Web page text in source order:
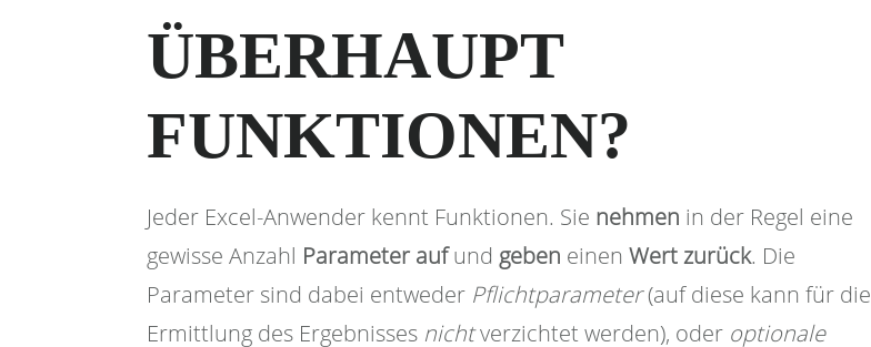
ÜBERHAUPT
FUNKTIONEN?
Jeder Excel-Anwender kennt Funktionen. Sie nehmen in der Regel eine
gewisse Anzahl Parameter aufund geben einen Wert zurück. Die
Parameter sind dabei entweder Pflichtparameter(auf diese kann für die
Ermittlung des Ergebnisses nichtverzichtet werden), oder optionale